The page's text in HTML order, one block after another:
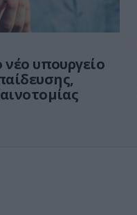
νέο υπουργείο